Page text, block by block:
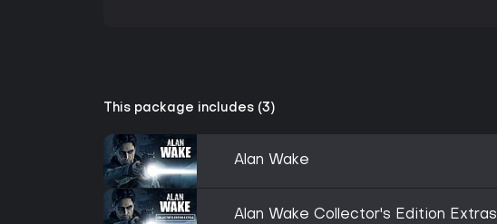
This package includes (3)
Alan Wake
Alan Wake Collector's Edition Extras